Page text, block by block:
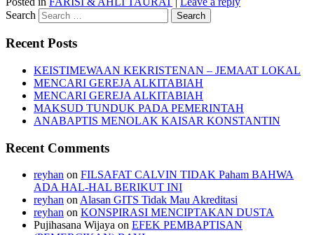
Search
Recent Posts
KEISTIMEWAAN KEKRISTENAN – JEMAAT LOKAL
MENCARI GEREJA ALKITABIAH
MENCARI GEREJA ALKITABIAH
MAKSUD TUNDUK PADA PEMERINTAH
ANABAPTIS MENOLAK KAISAR KONSTANTIN
Recent Comments
reyhan on FILSAFAT CALVIN TIDAK Paham BAHWA
ADA HAL-HAL BERIKUT INI
reyhan onAlasan GITS Tidak Mau Akreditasi
reyhan on KONSPIRASI MENCIPTAKAN DUSTA
Pujihasana Wijaya on EFEK PEMBAPTISAN